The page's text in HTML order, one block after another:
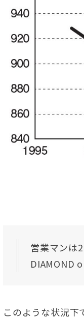
営業マンは
DIAMOND
このような状況